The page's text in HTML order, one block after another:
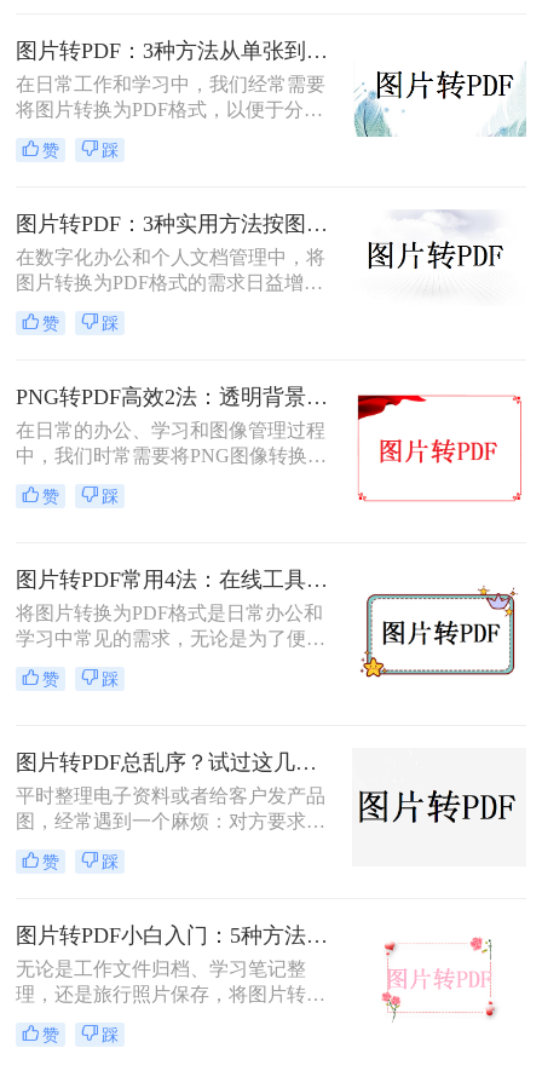
您根据不同的需求选择最合适的方
法。
图片转PDF：3种方法从单张到批量转换的操作差异！
在日常工作和学习中，我们经常需要
将图片转换为PDF格式，以便于分
享、打印和存档。那么图片怎么转pdf
呢？本文将介绍三种常用的将图片转
同的需求选择最合适的方式。
赞 踩
图片转PDF：3种实用方法按图片格式（JPG/PNG/BMP）选！
在数字化办公和个人文档管理中，将
图片转换为PDF格式的需求日益增
长。PDF（Portable Document
Format）因其跨平台兼容性、不易变
享。那么如何把图片转换成PDF呢？
本文将介绍几种实用的方法来帮助您
完成图片到PDF的转换。
赞 踩
PNG转PDF高效2法：透明背景保留和文件压缩设置！
在日常的办公、学习和图像管理过程
中，我们时常需要将PNG图像转换为
PDF文件。PDF文件格式因其良好的
兼容性、稳定性和在不同设备上显示
片转PDF的方法。
赞 踩
图片转PDF常用4法：在线工具、桌面软件、手机APP和打印导出的适用边界！
将图片转换为PDF格式是日常办公和
学习中常见的需求，无论是为了便于
分享、存储还是打印。那么图片转为
pdf怎么弄呢？本文将介绍几种常用的
赞 踩
图片转PDF总乱序？试过这几个方法后顺手多了
平时整理电子资料或者给客户发产品
图，经常遇到一个麻烦：对方要求把
一堆零散的图片打包成一个完整的
PDF文件。如果一张张发过去，不仅
混。很多朋友一搜“图片转pdf怎么
弄”，出来一堆复杂的教程，其实只
要找对工具，这事儿非常简单。本文
就按大家最常用的场景（在线免安
装、批量处理、手机自带功能）整理
了几个亲测好用的办法，帮你轻松搞
赞 踩
图片转PDF小白入门：5种方法从最简单到最专业逐步升级！
无论是工作文件归档、学习笔记整
理，还是旅行照片保存，将图片转换
为PDF都能让内容更规范、更易分
享。那么如何图片转pdf呢？本文提供
赞 踩